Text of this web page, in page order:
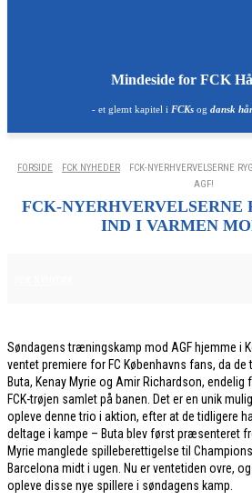
Mindeside for FCK
- et glemt kapitel i FCKsog dansk
FORSIDE FCK NYHEDER
FCK-NYERHVERVELSERNE
AGF!
FCK-NYERHVERVELSERNE
IND I VARMEN
Søndagens træningskamp mod AGF hjemme i
ventet premiere for FC Københavns fans, da
Buta, Kenay Myrie og Amir Richardson,
FCK-trøjen samlet på banen. Det er en unik
opleve denne trio i aktion, efter at de tidligere
deltage i kampe – Buta blev først præsenteret
Myrie manglede spilleberettigelse til
Barcelona midt i ugen. Nu er ventetiden ovre,
opleve disse nye spillere i søndagens kamp.